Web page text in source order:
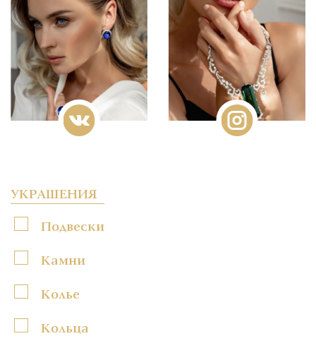
УКРАШЕНИЯ
Подвески
Камни
Колье
Кольца